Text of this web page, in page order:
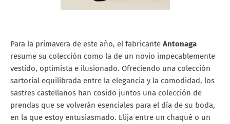
Para la primavera de este año, el fabricante Antonaga
resume su colección como la de un novio impecablemente
vestido, optimista e ilusionado. Ofreciendo una colección
sartorial equilibrada entre la elegancia y la comodidad, los
sastres castellanos han cosido juntos una colección de
prendas que se volverán esenciales para el día de su boda,
en la que estoy entusiasmado. Elija entre un chaqué o un